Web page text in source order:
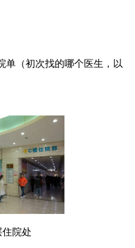
单（初次找的哪个医生，以
院处